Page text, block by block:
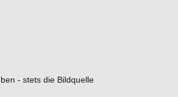
- stets die Bildquelle